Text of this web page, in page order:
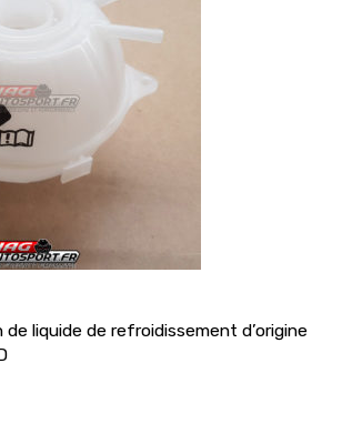
de liquide de refroidissement d’origine